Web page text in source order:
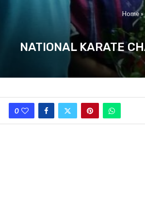
Home»
NATIONAL KARATE
0